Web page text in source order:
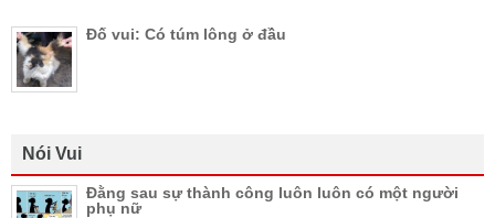
Đố vui: Có túm lông ở đầu
Nói Vui
Đằng sau sự thành công luôn luôn có một người
phụ nữ